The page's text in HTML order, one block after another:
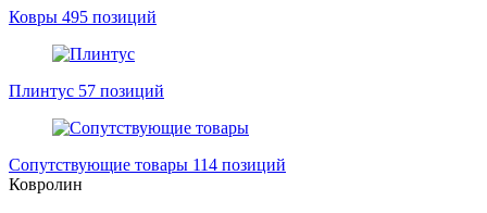
Ковры 495 позиций
Плинтус 57 позиций
Сопутствующие товары 114 позиций
Ковролин